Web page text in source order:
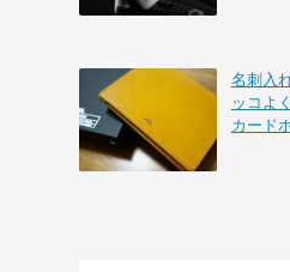
名刺入
ッコよ
カード